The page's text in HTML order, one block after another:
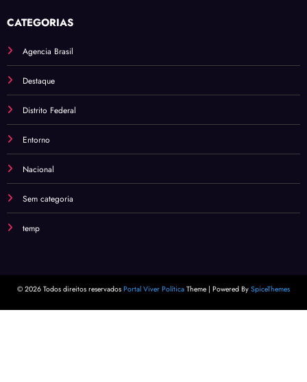
CATEGORIAS
Agencia Brasil
Destaque
Distrito Federal
Entorno
Nacional
Sem categoria
temp
© 2026 Todos direitos reservados Portal Viver Política Theme | Powered By SpiceThemes